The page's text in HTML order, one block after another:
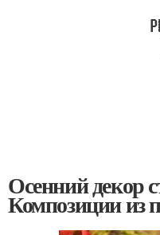
Осенний декор
Композиции из